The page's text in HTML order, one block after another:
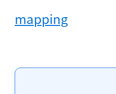
mapping